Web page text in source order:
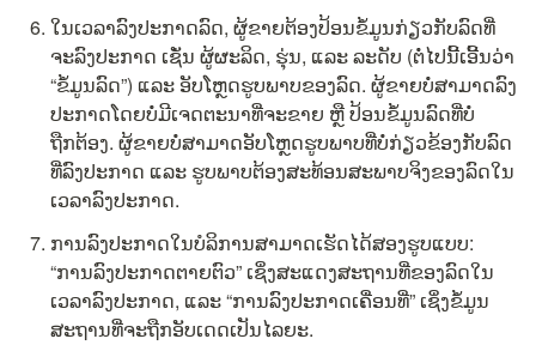
ໃນເວລາລົງປະກາດລົດ, ຜູ້ຂາຍຕ້ອງປ້ອນຂໍ້ມູນກ່ຽວກັບລົດທີ່
ຈະລົງປະກາດ ເຊັ່ນ ຜູ້ຜະລິດ, ຮຸ່ນ, ແລະ ລະດັບ (ຕໍ່ໄປນີ້ເອີ້ນວ່າ
“ຂໍ້ມູນລົດ”) ແລະ ອັບໂຫຼດຮູບພາບຂອງລົດ. ຜູ້ຂາຍບໍ່ສາມາດລົງ
ປະກາດໂດຍບໍ່ມີເຈດຕະນາທີ່ຈະຂາຍ ຫຼື ປ້ອນຂໍ້ມູນລົດທີ່ບໍ່
ຖືກຕ້ອງ. ຜູ້ຂາຍບໍ່ສາມາດອັບໂຫຼດຮູບພາບທີ່ບໍ່ກ່ຽວຂ້ອງກັບລົດ
ທີ່ລົງປະກາດ ແລະ ຮູບພາບຕ້ອງສະທ້ອນສະພາບຈິງຂອງລົດໃນ
ເວລາລົງປະກາດ.
ການລົງປະກາດໃນບໍລິການສາມາດເຮັດໄດ້ສອງຮູບແບບ:
“ການລົງປະກາດຕາຍຕົວ” ເຊິ່ງສະແດງສະຖານທີ່ຂອງລົດໃນ
ເວລາລົງປະກາດ, ແລະ “ການລົງປະກາດເຄື່ອນທີ່” ເຊິ່ງຂໍ້ມູນ
ສະຖານທີ່ຈະຖືກອັບເດດເປັນໄລຍະ.